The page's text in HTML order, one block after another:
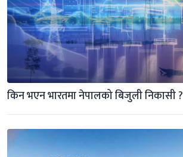
किन भएन भारतमा नेपालको बिजुली निकासी ?